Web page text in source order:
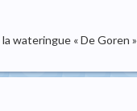
wateringue « De Goren »